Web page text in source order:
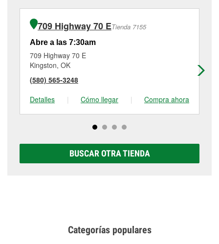
709 Highway 70 ETienda 7155
Abre a las 7:30am
709 Highway 70 E
Kingston, OK
(580) 565-3248
Detalles
| Cómo llegar | Compra ahora
BUSCAR OTRA TIENDA
Categorías populares